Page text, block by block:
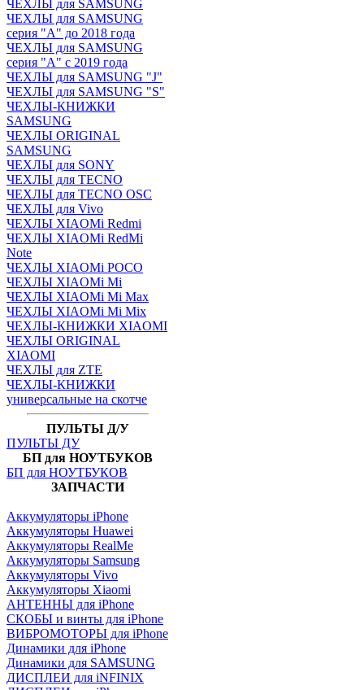
ЧЕХЛЫ для SAMSUNG
ЧЕХЛЫ для SAMSUNG
серия "A" до 2018 года
ЧЕХЛЫ для SAMSUNG
серия "A" с 2019 года
ЧЕХЛЫ для SAMSUNG "J"
ЧЕХЛЫ для SAMSUNG "S"
ЧЕХЛЫ-КНИЖКИ
SAMSUNG
ЧЕХЛЫ ORIGINAL
SAMSUNG
ЧЕХЛЫ для SONY
ЧЕХЛЫ для TECNO
ЧЕХЛЫ для TECNO OSC
ЧЕХЛЫ для Vivo
ЧЕХЛЫ XIAOMi Redmi
ЧЕХЛЫ XIAOMi RedMi
Note
ЧЕХЛЫ XIAOMi POCO
ЧЕХЛЫ XIAOMi Mi
ЧЕХЛЫ XIAOMi Mi Max
ЧЕХЛЫ XIAOMi Mi Mix
ЧЕХЛЫ-КНИЖКИ XIAOMI
ЧЕХЛЫ ORIGINAL
XIAOMI
ЧЕХЛЫ для ZTE
ЧЕХЛЫ-КНИЖКИ
универсальные на скотче
ПУЛЬТЫ Д/У
ПУЛЬТЫ ДУ
БП для НОУТБУКОВ
БП для НОУТБУКОВ
ЗАПЧАСТИ
Аккумуляторы iPhone
Аккумуляторы Huawei
Аккумуляторы RealMe
Аккумуляторы Samsung
Аккумуляторы Vivo
Аккумуляторы Xiaomi
АНТЕННЫ для iPhone
СКОБЫ и винты для iPhone
ВИБРОМОТОРЫ для iPhone
Динамики для iPhone
Динамики для SAMSUNG
ДИСПЛЕИ для iNFINIX